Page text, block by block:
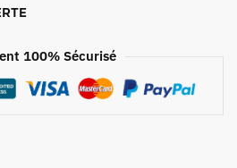
100% Sécurisé